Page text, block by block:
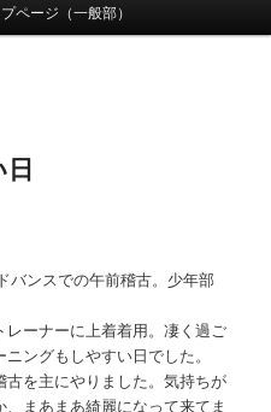
プページ（一般部）
バンスでの午前稽古。少年部
ーナーに上着着用。凄く過ご
ングもしやすい日でした。
を主にやりました。気持ちが
まあまあ綺麗になって来てま